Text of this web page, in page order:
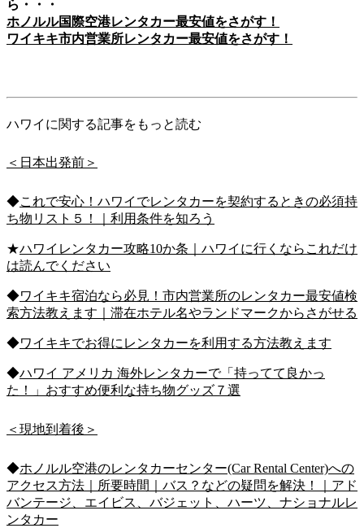
ら・・・
ホノルル国際空港レンタカー最安値をさがす！
ワイキキ市内営業所レンタカー最安値をさがす！
ハワイに関する記事をもっと読む
＜日本出発前＞
◆これで安心！ハワイでレンタカーを契約するときの必須持
ち物リスト５！｜利用条件を知ろう
★ハワイレンタカー攻略10か条｜ハワイに行くならこれだけ
は読んでください
◆ワイキキ宿泊なら必見！市内営業所のレンタカー最安値検
索方法教えます｜滞在ホテル名やランドマークからさがせる
◆ワイキキでお得にレンタカーを利用する方法教えます
◆ハワイ アメリカ 海外レンタカーで「持ってて良かっ
た！」おすすめ便利な持ち物グッズ７選
＜現地到着後＞
◆ホノルル空港のレンタカーセンター(Car Rental Center)への
アクセス方法｜所要時間｜バス？などの疑問を解決！｜アド
バンテージ、エイビス、バジェット、ハーツ、ナショナルレ
ンタカー